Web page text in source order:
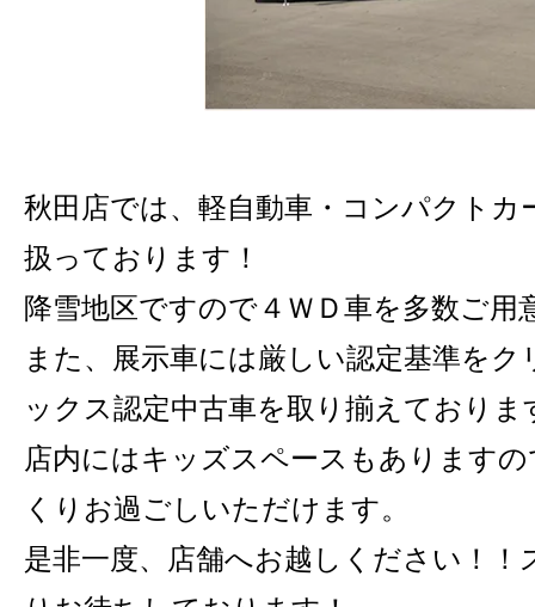
秋田店では、軽自動車・コンパクトカ
扱っております！
降雪地区ですので４ＷＤ車を多数ご用
また、展示車には厳しい認定基準を
ックス認定中古車を取り揃えておりま
店内にはキッズスペースもあります
くりお過ごしいただけます。
是非一度、店舗へお越しください！！